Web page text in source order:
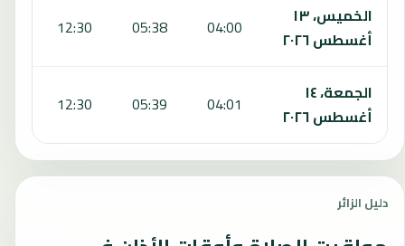
الخميس، ١٣
أغسطس ٢٠٢٦
04:00
05:38
12:30
الجمعة، ١٤
أغسطس ٢٠٢٦
04:01
05:39
12:30
دليل الزائر